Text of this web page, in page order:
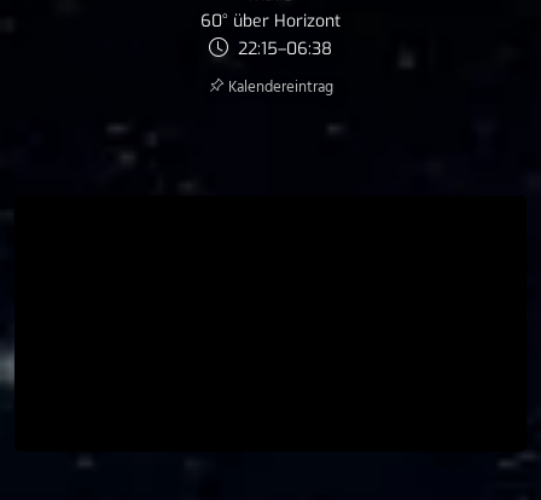
60° über Horizont
22:15–06:38
Kalender­eintrag